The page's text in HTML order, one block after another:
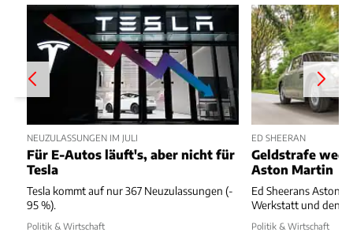
NEUZULASSUNGEN IM JULI
Für E-Autos läuft's, aber nicht für
Tesla
Tesla kommt auf nur 367 Neuzulassungen (-
95 %).
Politik & Wirtschaft
ED SHEERAN
Geldstrafe
Aston Martin
Ed Sheerans Aston
Werkstatt und
Politik & Wirtschaft